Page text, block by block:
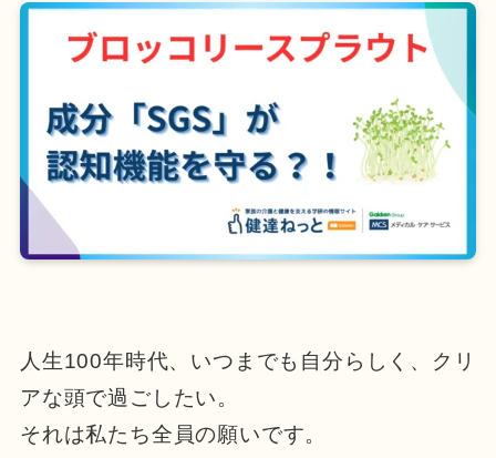
人生100年時代、いつまでも自分らしく、クリ
アな頭で過ごしたい。
それは私たち全員の願いです。